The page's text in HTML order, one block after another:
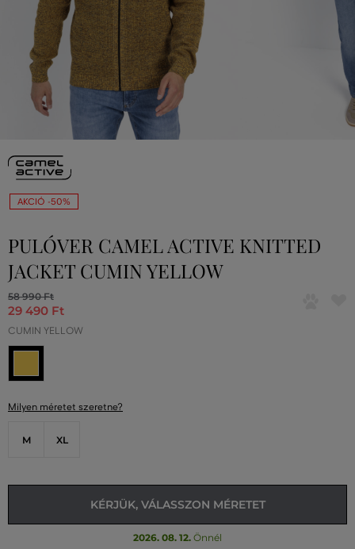
AKCIÓ -50%
PULÓVER CAMEL ACTIVE KNITTED
JACKET CUMIN YELLOW
58 990 Ft
29 490 Ft
CUMIN YELLOW
Milyen méretet szeretne?
M XL
KÉRJÜK, VÁLASSZON MÉRETET
2026. 08. 12. Önnél